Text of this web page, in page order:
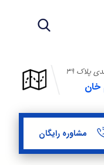
پلاک ۳۹
خان
مشاوره رایگان